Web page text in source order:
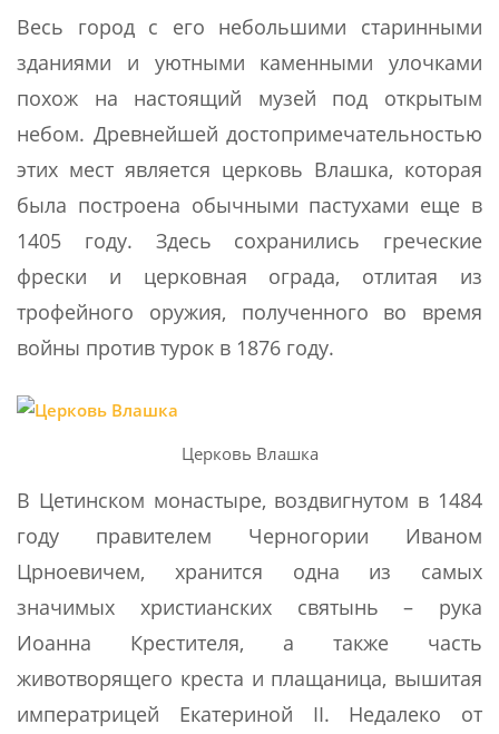
Весь город с его небольшими старинными
зданиями и уютными каменными улочками
похож на настоящий музей под открытым
небом. Древнейшей достопримечательностью
этих мест является церковь Влашка, которая
была построена обычными пастухами еще в
1405 году. Здесь сохранились греческие
фрески и церковная ограда, отлитая из
трофейного оружия, полученного во время
войны против турок в 1876 году.
Церковь Влашка
В Цетинском монастыре, воздвигнутом в 1484
году правителем Черногории Иваном
Црноевичем, хранится одна из самых
значимых христианских святынь – рука
Иоанна Крестителя, а также часть
животворящего креста и плащаница, вышитая
императрицей Екатериной II. Недалеко от